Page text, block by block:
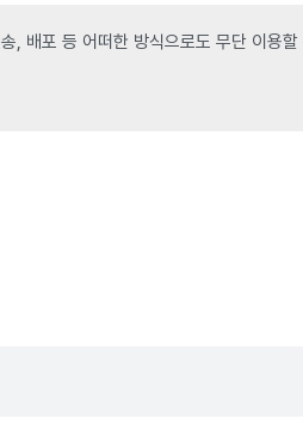
, 배포 등 어떠한 방식으로도 무단 이용할